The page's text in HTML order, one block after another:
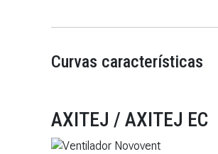
Curvas características
AXITEJ / AXITEJ EC